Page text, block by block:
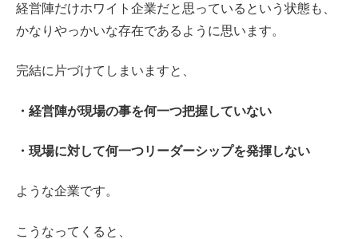
経営陣だけホワイト企業だと思っているという状態も、
かなりやっかいな存在であるように思います。
完結に片づけてしまいますと、
・経営陣が現場の事を何一つ把握していない
・現場に対して何一つリーダーシップを発揮しない
ような企業です。
こうなってくると、